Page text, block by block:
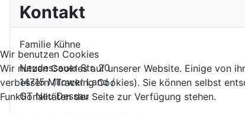
Kontakt
Familie Kühne
Neudessauer Str. 20
14715 Milower Land /
GT Neu Dessau
Wir benutzen Cookies
Wir nutzen Cookies auf unserer Website. Einige von
verbessern (Tracking Cookies). Sie können selbst
Funktionalitäten der Seite zur Verfügung stehen.